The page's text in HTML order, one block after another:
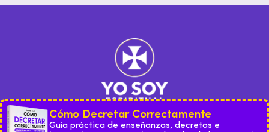
Cómo Decretar Correctamente
Guía práctica de enseñanzas, decretos e